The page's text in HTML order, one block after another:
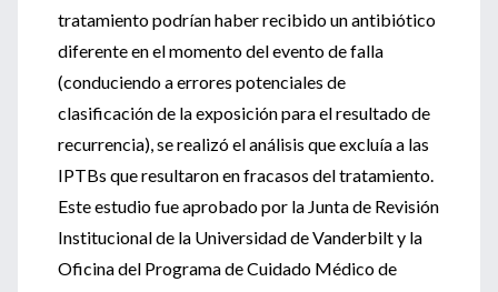
tratamiento podrían haber recibido un antibiótico
diferente en el momento del evento de falla
(conduciendo a errores potenciales de
clasificación de la exposición para el resultado de
recurrencia), se realizó el análisis que excluía a las
IPTBs que resultaron en fracasos del tratamiento.
Este estudio fue aprobado por la Junta de Revisión
Institucional de la Universidad de Vanderbilt y la
Oficina del Programa de Cuidado Médico de